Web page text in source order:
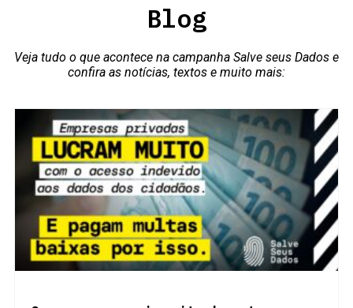
Blog
Veja tudo o que acontece na campanha Salve seus Dados e
confira as notícias, textos e muito mais: